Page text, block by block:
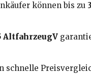
können bis zu
AltfahrzeugV
schnelle